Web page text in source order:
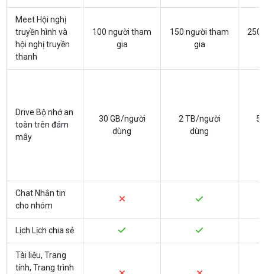
Meet Hội nghị
truyền hình và
hội nghị truyền
thanh
100 người tham
gia
150 người tham
gia
250
Drive Bộ nhớ an
toàn trên đám
mây
30 GB/người
dùng
2 TB/người
dùng
5
Chat Nhắn tin
cho nhóm
Lịch Lịch chia sẻ
Tài liệu, Trang
tính, Trang trình